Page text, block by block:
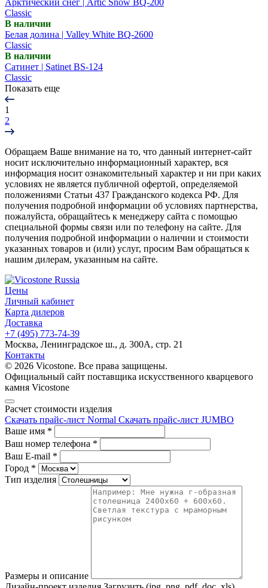
Classic
В наличии
Белая долина | Valley White BQ-2600
Classic
В наличии
Сатинет | Satinet BS-124
Classic
Показать еще
1
2
Обращаем Ваше внимание на то, что данный интернет-сайт
носит исключительно информационный характер, вся
информация носит ознакомительный характер и ни при каких
условиях не является публичной офертой, определяемой
положениями Статьи 437 Гражданского кодекса РФ. Для
получения подробной информации об условиях партнерства,
пожалуйста, обращайтесь к менеджеру сайта с помощью
специальной формы связи или по телефону на сайте. Для
получения подробной информации о наличии и стоимости
указанных товаров и (или) услуг, просим Вам обращаться к
нашим дилерам, указанным на сайте.
Цены
Личный кабинет
Карта дилеров
Доставка
+7 (495) 773-74-39
Москва, Ленинградское ш., д. 300А, стр. 21
Контакты
© 2026 Vicostone. Все права защищены.
Официальный сайт поставщика искусственного кварцевого
камня Vicostone
Расчет стоимости изделия
Скачать прайс-лист Normal Скачать прайс-лист JUMBO
Ваше имя *
Ваш номер телефона *
Ваш E-mail *
Город *
Тип изделия
Размеры и описание